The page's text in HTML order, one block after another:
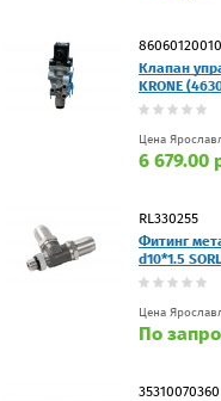
86060120010
Клапан
KRONE
Цена
6 679.00
RL330255
Фитинг
d10*1.5
Цена
По
35310070360